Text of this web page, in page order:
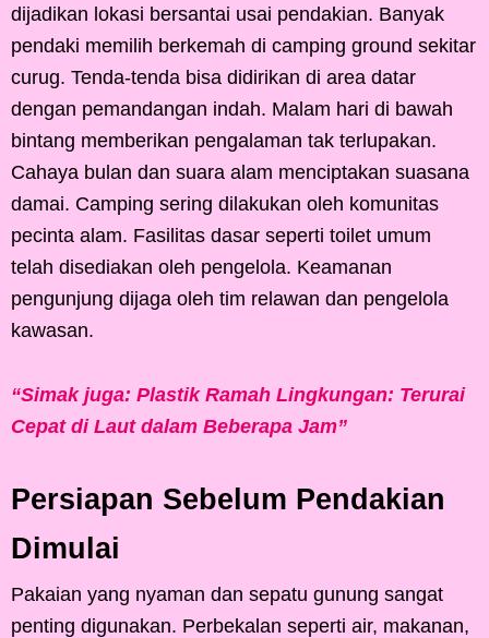
dijadikan lokasi bersantai usai pendakian. Banyak
pendaki memilih berkemah di camping ground sekitar
curug. Tenda-tenda bisa didirikan di area datar
dengan pemandangan indah. Malam hari di bawah
bintang memberikan pengalaman tak terlupakan.
Cahaya bulan dan suara alam menciptakan suasana
damai. Camping sering dilakukan oleh komunitas
pecinta alam. Fasilitas dasar seperti toilet umum
telah disediakan oleh pengelola. Keamanan
pengunjung dijaga oleh tim relawan dan pengelola
kawasan.
“Simak juga: Plastik Ramah Lingkungan: Terurai
Cepat di Laut dalam Beberapa Jam”
Persiapan Sebelum Pendakian
Dimulai
Pakaian yang nyaman dan sepatu gunung sangat
penting digunakan. Perbekalan seperti air, makanan,